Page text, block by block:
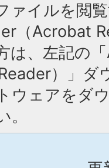
ァイルを閲
（Acrobat
は、左記の
）」ダ
ウェアをダ